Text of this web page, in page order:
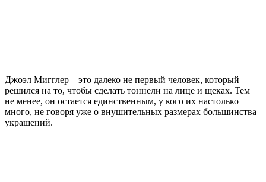
Джоэл Мигглер – это далеко не первый человек, который
решился на то, чтобы сделать тоннели на лице и щеках. Тем
не менее, он остается единственным, у кого их настолько
много, не говоря уже о внушительных размерах большинства
украшений.